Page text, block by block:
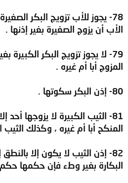
78- يجوز للأب تزويج البكر
الأب أن يزوج الصغيرة بغير إذنها .
79- لا يجوز تزويج البكر الكبيرة
المزوج أبا أم غيره .
80- إذن البكر سكوتها .
81- الثيب الكبيرة لا يزوجها أحد
المنكح أبا أم غيره ، وكذلك الثيب
82- إذن الثيب لا يكون إلا
البكارة بغير وطء فإن حكمها حكم